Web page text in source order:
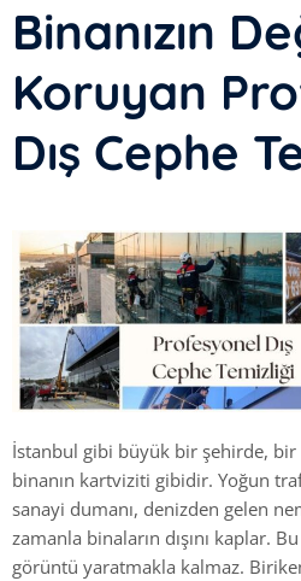
Binanızın
Koruyan
Dış Cephe
İstanbul gibi büyük bir şehirde, bir
binanın kartviziti gibidir. Yoğun
sanayi dumanı, denizden gelen
zamanla binaların dışını kaplar.
görüntü yaratmakla kalmaz.